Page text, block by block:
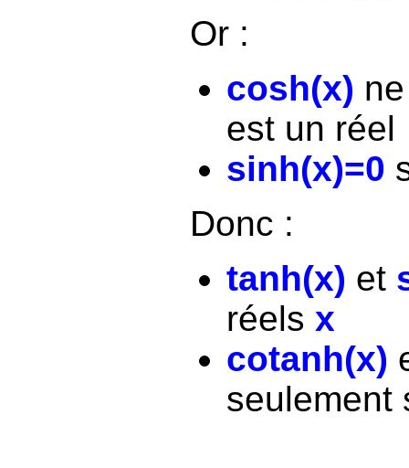
Or :
cosh(x)
est un réel
sinh(x)=0
Donc :
tanh(x) et
réels x
cotanh(x)